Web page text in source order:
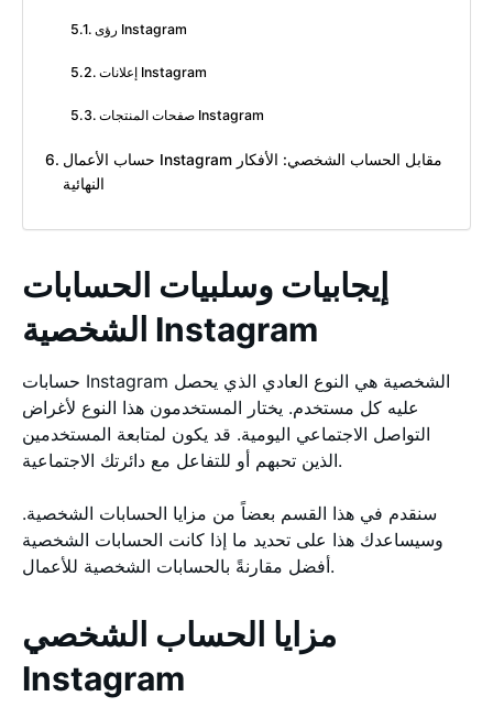
رؤى Instagram
إعلانات Instagram
صفحات المنتجات Instagram
حساب الأعمال Instagram مقابل الحساب الشخصي: الأفكار
النهائية
إيجابيات وسلبيات الحسابات
الشخصية Instagram
حسابات Instagram الشخصية هي النوع العادي الذي يحصل
عليه كل مستخدم. يختار المستخدمون هذا النوع لأغراض
التواصل الاجتماعي اليومية. قد يكون لمتابعة المستخدمين
الذين تحبهم أو للتفاعل مع دائرتك الاجتماعية.
سنقدم في هذا القسم بعضاً من مزايا الحسابات الشخصية.
وسيساعدك هذا على تحديد ما إذا كانت الحسابات الشخصية
أفضل مقارنةً بالحسابات الشخصية للأعمال.
مزايا الحساب الشخصي
Instagram